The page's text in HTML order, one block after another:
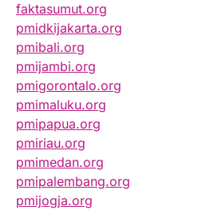
faktasumut.org
pmidkijakarta.org
pmibali.org
pmijambi.org
pmigorontalo.org
pmimaluku.org
pmipapua.org
pmiriau.org
pmimedan.org
pmipalembang.org
pmijogja.org